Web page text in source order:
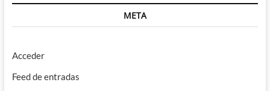
META
Acceder
Feed de entradas